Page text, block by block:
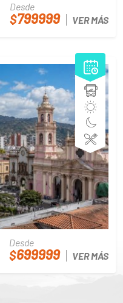
Desde
$799999 VER MÁS
Desde
$699999 VER MÁS